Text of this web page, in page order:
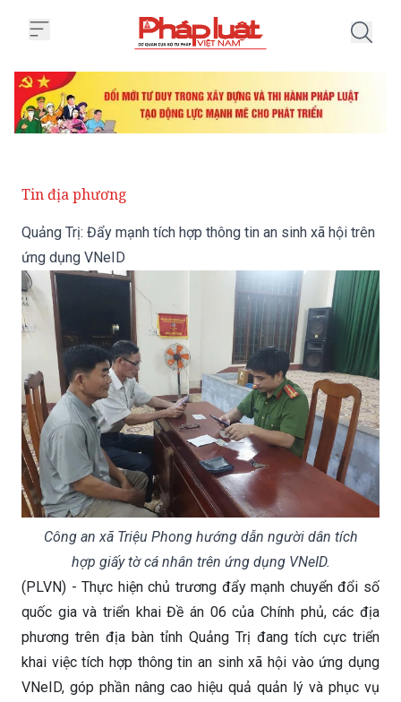
Tin địa phương
Quảng Trị: Đẩy mạnh tích hợp thông tin an sinh xã hội trên
ứng dụng VNeID
Công an xã Triệu Phong hướng dẫn người dân tích
hợp giấy tờ cá nhân trên ứng dụng VNeID.
(PLVN) - Thực hiện chủ trương đẩy mạnh chuyển đổi số
quốc gia và triển khai Đề án 06 của Chính phủ, các địa
phương trên địa bàn tỉnh Quảng Trị đang tích cực triển
khai việc tích hợp thông tin an sinh xã hội vào ứng dụng
VNeID, góp phần nâng cao hiệu quả quản lý và phục vụ